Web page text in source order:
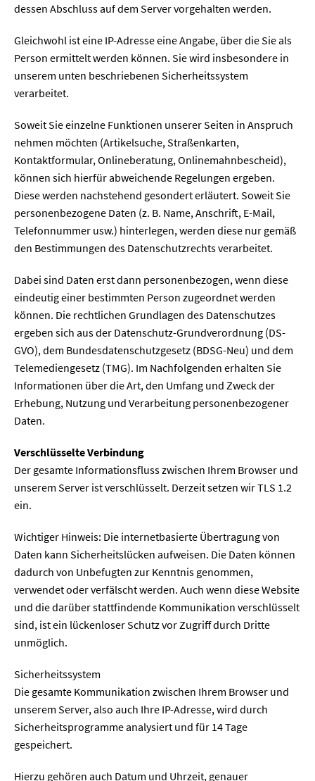
dessen Abschluss auf dem Server vorgehalten werden.
Gleichwohl ist eine IP-Adresse eine Angabe, über die Sie als
Person ermittelt werden können. Sie wird insbesondere in
unserem unten beschriebenen Sicherheitssystem
verarbeitet.
Soweit Sie einzelne Funktionen unserer Seiten in Anspruch
nehmen möchten (Artikelsuche, Straßenkarten,
Kontaktformular, Onlineberatung, Onlinemahnbescheid),
können sich hierfür abweichende Regelungen ergeben.
Diese werden nachstehend gesondert erläutert. Soweit Sie
personenbezogene Daten (z. B. Name, Anschrift, E-Mail,
Telefonnummer usw.) hinterlegen, werden diese nur gemäß
den Bestimmungen des Datenschutzrechts verarbeitet.
Dabei sind Daten erst dann personenbezogen, wenn diese
eindeutig einer bestimmten Person zugeordnet werden
können. Die rechtlichen Grundlagen des Datenschutzes
ergeben sich aus der Datenschutz-Grundverordnung (DS-
GVO), dem Bundesdatenschutzgesetz (BDSG-Neu) und dem
Telemediengesetz (TMG). Im Nachfolgenden erhalten Sie
Informationen über die Art, den Umfang und Zweck der
Erhebung, Nutzung und Verarbeitung personenbezogener
Daten.
Verschlüsselte Verbindung
Der gesamte Informationsfluss zwischen Ihrem Browser und
unserem Server ist verschlüsselt. Derzeit setzen wir TLS 1.2
ein.
Wichtiger Hinweis: Die internetbasierte Übertragung von
Daten kann Sicherheitslücken aufweisen. Die Daten können
dadurch von Unbefugten zur Kenntnis genommen,
verwendet oder verfälscht werden. Auch wenn diese Website
und die darüber stattfindende Kommunikation verschlüsselt
sind, ist ein lückenloser Schutz vor Zugriff durch Dritte
unmöglich.
Sicherheitssystem
Die gesamte Kommunikation zwischen Ihrem Browser und
unserem Server, also auch Ihre IP-Adresse, wird durch
Sicherheitsprogramme analysiert und für 14 Tage
gespeichert.
Hierzu gehören auch Datum und Uhrzeit, genauer